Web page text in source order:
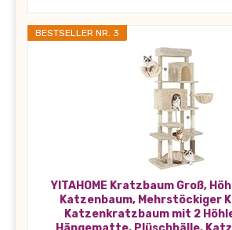
BESTSELLER NR. 3
YITAHOME Kratzbaum Groß,
Katzenbaum, Mehrstöckiger
Katzenkratzbaum mit 2